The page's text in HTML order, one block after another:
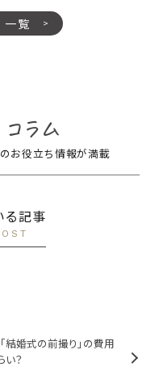
一覧
お役立ち情報が満載
る記事
結婚式の前撮り」の費用
？